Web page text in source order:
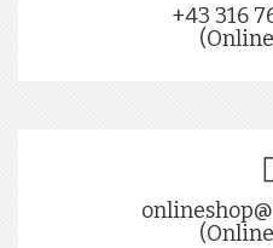
+43 316